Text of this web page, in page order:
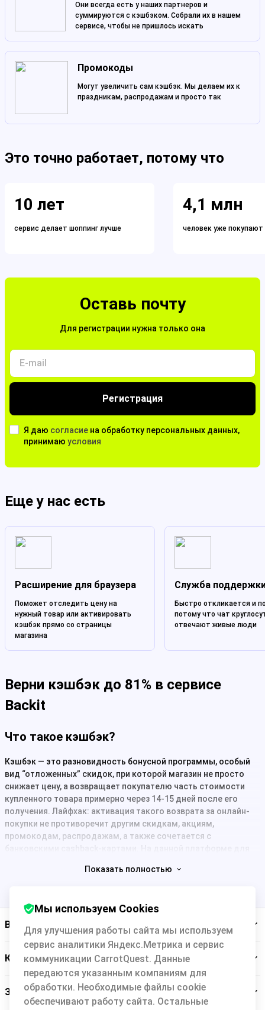
Они всегда есть у наших партнеров и
суммируются с кэшбэком. Собрали их в нашем
сервисе, чтобы не пришлось искать
Промокоды
Могут увеличить сам кэшбэк. Мы делаем их к
праздникам, распродажам и просто так
Это точно работает, потому что
10 лет
сервис делает шоппинг лучше
4,1 млн
человек уже
Оставь почту
Для регистрации нужна только она
Регистрация
Я даю согласие на обработку персональных данных,
принимаю условия
Еще у нас есть
Расширение для браузера
Поможет отследить цену на
нужный товар или активировать
кэшбэк прямо со страницы
магазина
Служба
Быстро откликается и
потому что чат
отвечают живые люди
Верни кэшбэк до 81% в сервисе
Backit
Что такое кэшбэк?
Кэшбэк ― это разновидность бонусной программы, особый
вид “отложенных” скидок, при которой магазин не просто
снижает цену, а возвращает покупателю часть стоимости
купленного товара примерно через 14-15 дней после его
получения. Лайфхак: активация такого возврата за онлайн-
покупки не противоречит другим скидкам, акциям,
промокодам, распродажам, а также сочетается с
которые возвращают часть суммы покупки.
или “бонусы”, а реальные деньги: например, в Backit они
выплачиваются на банковскую карту, баланс телефона или
электронный кошелек. Второй плюс в том, что вы заранее
знаете размер вознаграждения, которое получите за заказ (и
оно начисляется даже если вы покупаете товар по акции, со
Если говорить простым языком, кэшбэк ― это способ борьбы
магазинов за клиентов: вам выплачивают вознаграждение за
Показать полностью
Backit
Кэшбэк-сервис
Заботимся о вас
Мы используем Cookies
Для улучшения работы сайта мы используем
сервис аналитики Яндекс.Метрика и сервис
коммуникации CarrotQuest. Данные
передаются указанным компаниям для
обработки. Необходимые файлы cookie
обеспечивают работу сайта. Остальные